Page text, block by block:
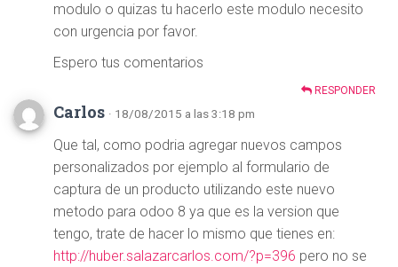
modulo o quizas tu hacerlo este modulo necesito
con urgencia por favor.
Espero tus comentarios
RESPONDER
Carlos · 18/08/2015 a las 3:18 pm
Que tal, como podria agregar nuevos campos
personalizados por ejemplo al formulario de
captura de un producto utilizando este nuevo
metodo para odoo 8 ya que es la version que
tengo, trate de hacer lo mismo que tienes en:
http://huber.salazarcarlos.com/?p=396 pero no se